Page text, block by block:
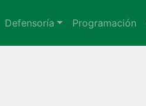
Defensoría Programación